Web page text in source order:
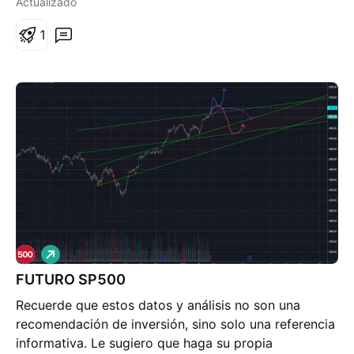
1
FUTURO SP500
Recuerde que estos datos y análisis no son una
recomendación de inversión, sino solo una referencia
informativa. Le sugiero que haga su propia
L
a
r
o